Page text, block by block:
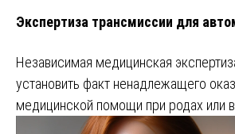
Экспертиза трансмиссии для
Независимая медицинская
установить факт ненадлежащего
медицинской помощи при родах или в